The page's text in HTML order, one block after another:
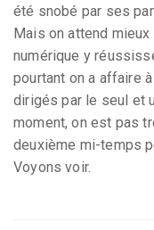
été snobé par ses
Mais on attend mieux
numérique y
pourtant on a affaire
dirigés par le seul et
moment, on est pas
deuxième mi-temps
Voyons voir.